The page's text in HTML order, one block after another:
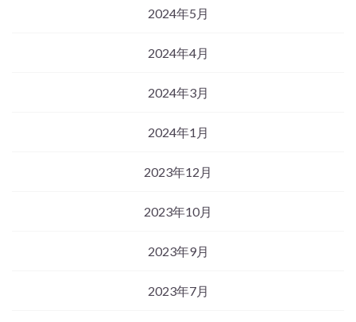
2024年5月
2024年4月
2024年3月
2024年1月
2023年12月
2023年10月
2023年9月
2023年7月